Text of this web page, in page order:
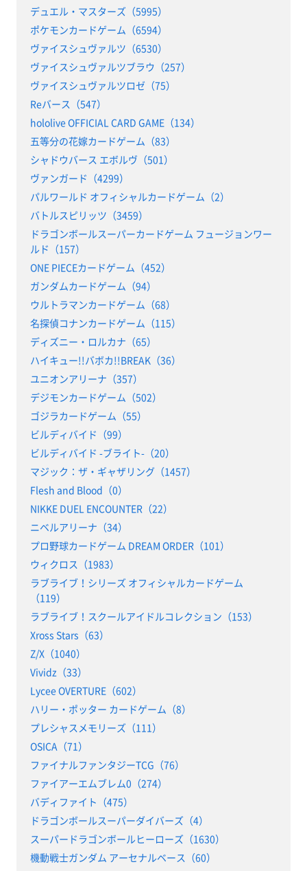
デュエル・マスターズ（5995）
ポケモンカードゲーム（6594）
ヴァイスシュヴァルツ（6530）
ヴァイスシュヴァルツブラウ（257）
ヴァイスシュヴァルツロゼ（75）
Reバース（547）
hololive OFFICIAL CARD GAME（134）
五等分の花嫁カードゲーム（83）
シャドウバース エボルヴ（501）
ヴァンガード（4299）
パルワールド オフィシャルカードゲーム（2）
バトルスピリッツ（3459）
ドラゴンボールスーパーカードゲーム フュージョンワー
ルド（157）
ONE PIECEカードゲーム（452）
ガンダムカードゲーム（94）
ウルトラマンカードゲーム（68）
名探偵コナンカードゲーム（115）
ディズニー・ロルカナ（65）
ハイキュー!!バボカ!!BREAK（36）
ユニオンアリーナ（357）
デジモンカードゲーム（502）
ゴジラカードゲーム（55）
ビルディバイド（99）
ビルディバイド -ブライト-（20）
マジック：ザ・ギャザリング（1457）
Flesh and Blood（0）
NIKKE DUEL ENCOUNTER（22）
ニベルアリーナ（34）
プロ野球カードゲーム DREAM ORDER（101）
ウィクロス（1983）
ラブライブ！シリーズ オフィシャルカードゲーム
（119）
ラブライブ！スクールアイドルコレクション（153）
Xross Stars（63）
Z/X（1040）
Vividz（33）
Lycee OVERTURE（602）
ハリー・ポッター カードゲーム（8）
プレシャスメモリーズ（111）
OSICA（71）
ファイナルファンタジーTCG（76）
ファイアーエムブレム0（274）
バディファイト（475）
ドラゴンボールスーパーダイバーズ（4）
スーパードラゴンボールヒーローズ（1630）
機動戦士ガンダム アーセナルベース（60）